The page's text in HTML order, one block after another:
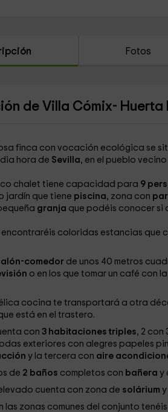
Fotos
de Villa Cómix- Huerta
finca con vocación ecológica se
hora de Sevilla, en el pueblo
chalet tiene capacidad para 9
jardín que tiene piscina, zona con
granja que podéis conocer si
encontraréis coloridas estancias que
comedorde unos 40 metros
o en los que tomar un café con la
cocina te transportará a otra
está en el trastero.
con 3 habitaciones triples, 2 con
exteriores con alegres papeles
y la tercera con aire
de 2 baños completos con bañera y
cuenta con zona de solárium
las zonas comunes del conjunto